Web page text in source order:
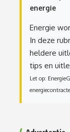
energie
Energie
In deze
heldere
tips en
Let op: